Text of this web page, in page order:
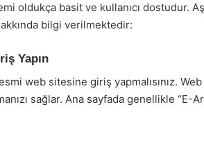
oldukça basit ve kullanıcı dostudur.
bilgi verilmektedir:
Yapın
web sitesine giriş yapmalısınız.
sağlar. Ana sayfada genellikle “E-